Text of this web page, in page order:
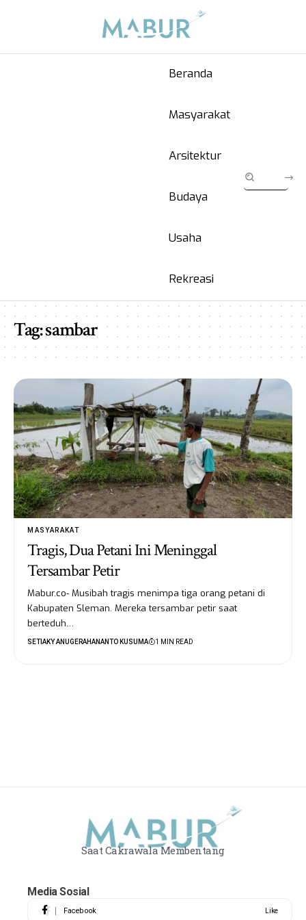
Beranda
Masyarakat
Arsitektur
Budaya
Usaha
Rekreasi
Tag:sambar
MASYARAKAT
Tragis, Dua Petani Ini Meninggal
Tersambar Petir
Mabur.co- Musibah tragis menimpa tiga orang petani di
Kabupaten Sleman. Mereka tersambar petir saat
berteduh…
SETIAKY ANUGERAHANANTO KUSUMA 1 MIN READ
Saat Cakrawala Membentang
Media Sosial
Facebook Like